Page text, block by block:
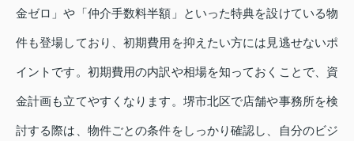
金ゼロ」や「仲介手数料半額」といった特典を設けている物
件も登場しており、初期費用を抑えたい方には見逃せないポ
イントです。初期費用の内訳や相場を知っておくことで、資
金計画も立てやすくなります。堺市北区で店舗や事務所を検
討する際は、物件ごとの条件をしっかり確認し、自分のビジ